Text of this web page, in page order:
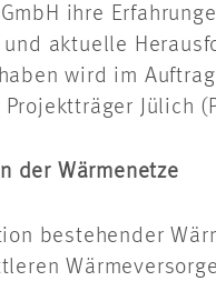
ihre
aktuelle
wird im
Jülich
der Wärmenetze
bestehender